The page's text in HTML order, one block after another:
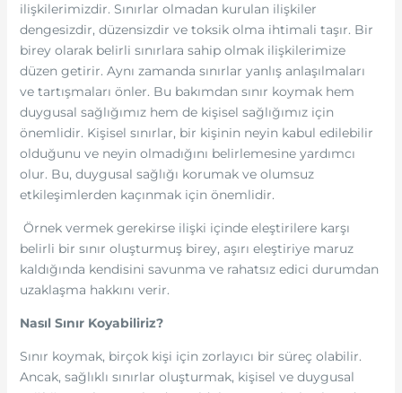
ilişkilerimizdir. Sınırlar olmadan kurulan ilişkiler
dengesizdir, düzensizdir ve toksik olma ihtimali taşır. Bir
birey olarak belirli sınırlara sahip olmak ilişkilerimize
düzen getirir. Aynı zamanda sınırlar yanlış anlaşılmaları
ve tartışmaları önler. Bu bakımdan sınır koymak hem
duygusal sağlığımız hem de kişisel sağlığımız için
önemlidir. Kişisel sınırlar, bir kişinin neyin kabul edilebilir
olduğunu ve neyin olmadığını belirlemesine yardımcı
olur. Bu, duygusal sağlığı korumak ve olumsuz
etkileşimlerden kaçınmak için önemlidir.
Örnek vermek gerekirse ilişki içinde eleştirilere karşı
belirli bir sınır oluşturmuş birey, aşırı eleştiriye maruz
kaldığında kendisini savunma ve rahatsız edici durumdan
uzaklaşma hakkını verir.
Nasıl Sınır Koyabiliriz?
Sınır koymak, birçok kişi için zorlayıcı bir süreç olabilir.
Ancak, sağlıklı sınırlar oluşturmak, kişisel ve duygusal